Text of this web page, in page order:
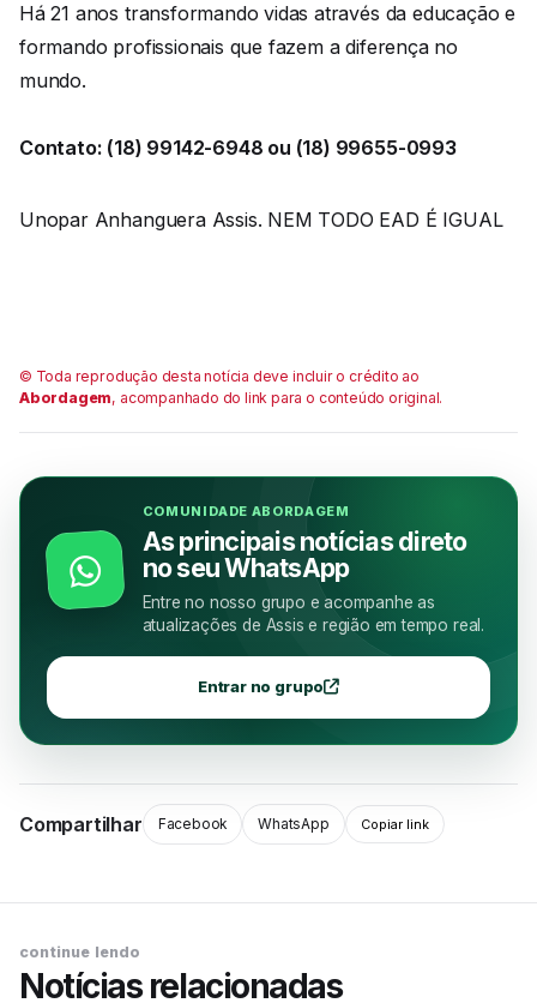
Há 21 anos transformando vidas através da educação e
formando profissionais que fazem a diferença no
mundo.
Contato: (18) 99142-6948 ou (18) 99655-0993
Unopar Anhanguera Assis. NEM TODO EAD É IGUAL
© Toda reprodução desta notícia deve incluir o crédito ao
Abordagem, acompanhado do link para o conteúdo original.
COMUNIDADE ABORDAGEM
As principais notícias direto
no seu WhatsApp
Entre no nosso grupo e acompanhe as
atualizações de Assis e região em tempo real.
Entrar no grupo
Compartilhar Facebook WhatsApp Copiar link
continue lendo
Notícias relacionadas